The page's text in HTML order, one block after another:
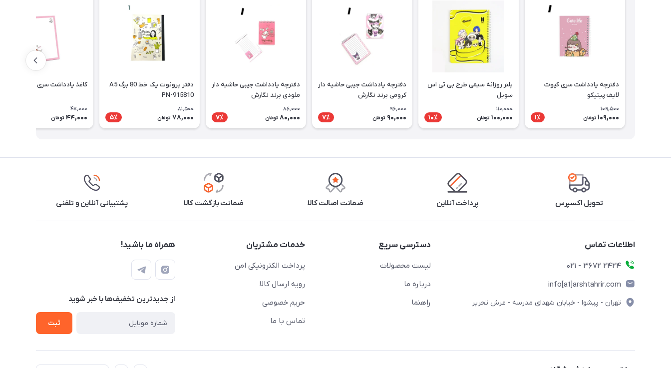
دفترچه یادداشت سری کیوت
لایف پیتیکو
109,500
109,000 تومان 1٪
پلنر روزانه سیمی طرح بی تی اس
سویل
110,000
100,000 تومان 10٪
دفترچه یادداشت جیبی حاشیه دار
کرومی برند نگارش
96,000
90,000 تومان 7٪
دفترچه یادداشت جیبی حاشیه دار
ملودی برند نگارش
86,000
80,000 تومان 7٪
دفتر پرونوت یک خط 80 برگ A5
PN-915810
81,500
78,000 تومان 5٪
کاغذ یادداشت سری دختر پیتیکو
47,000
44,000 تومان
تحویل اکسپرس پرداخت آنلاین ضمانت اصالت کالا ضمانت بازگشت کالا پشتیبانی آنلاین و تلفنی
اطلاعات تماس
2424 3672 - 021
info[at]arshtahrir.com
تهران - پیشوا - خیابان شهدای مدرسه - عرش تحریر
دسترسی سریع
لیست محصولات
درباره ما
راهنما
خدمات مشتریان
پرداخت الکترونیکی امن
رویه ارسال کالا
حریم خصوصی
تماس با ما
همراه ما باشید!
از جدید‌ترین تخفیف‌ها با‌ خبر شوید
ثبت